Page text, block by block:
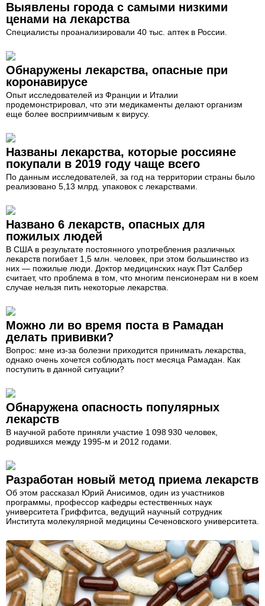
Выявлены города с самыми низкими
ценами на лекарства
Специалисты проанализировали 40 тыс. аптек в России.
Обнаружены лекарства, опасные при
коронавирусе
Опыт исследователей из Франции и Италии
продемонстрировал, что эти медикаменты делают организм
еще более восприимчивым к вирусу.
Названы лекарства, которые россияне
покупали в 2019 году чаще всего
По данным исследователей, за год на территории страны было
реализовано 5,13 млрд. упаковок с лекарствами.
Названо 6 лекарств, опасных для
пожилых людей
В США в результате постоянного употребления различных
лекарств погибает 1,5 млн. человек, при этом большинство из
них — пожилые люди. Доктор медицинских наук Пэт Салбер
считает, что проблема в том, что многим пенсионерам ни в коем
случае нельзя пить некоторые лекарства.
Можно ли во время поста в Рамадан
делать прививки?
Вопрос: мне из-за болезни приходится принимать лекарства,
однако очень хочется соблюдать пост месяца Рамадан. Как
поступить в данной ситуации?
Обнаружена опасность популярных
лекарств
В научной работе приняли участие 1 098 930 человек,
родившихся между 1995-м и 2012 годами.
Разработан новый метод приема лекарств
Об этом рассказал Юрий Анисимов, один из участников
программы, профессор кафедры естественных наук
университета Гриффитса, ведущий научный сотрудник
Института молекулярной медицины Сеченовского университета.